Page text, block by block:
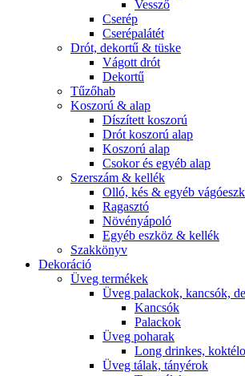
Vessző
Cserép
Cserépalátét
Drót, dekortű & tüske
Vágott drót
Dekortű
Tűzőhab
Koszorú & alap
Díszített koszorú
Drót koszorú alap
Koszorú alap
Csokor és egyéb alap
Szerszám & kellék
Olló, kés & egyéb
Ragasztó
Növényápoló
Egyéb eszköz & kellék
Szakkönyv
Dekoráció
Üveg termékek
Üveg palackok, kancsók,
Kancsók
Palackok
Üveg poharak
Long drinkes,
Üveg tálak, tányérok